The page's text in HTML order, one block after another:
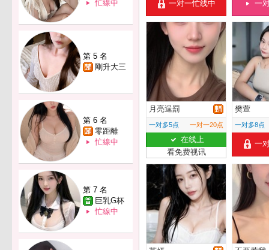
忙線中
第 5 名
剛升大三
第 6 名
零距離
忙線中
第 7 名
巨乳G杯
忙線中
一对一忙线中 一
月亮逞罰
一对多5点 一对一20点
在线上
看免费视讯
樊萱
一对多8点
一